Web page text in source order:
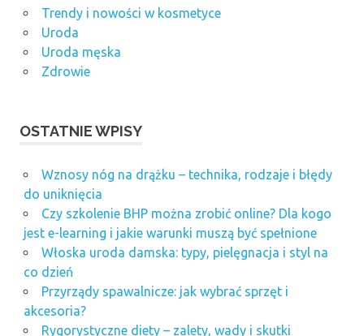
Trendy i nowości w kosmetyce
Uroda
Uroda męska
Zdrowie
OSTATNIE WPISY
Wznosy nóg na drążku – technika, rodzaje i błędy
do uniknięcia
Czy szkolenie BHP można zrobić online? Dla kogo
jest e-learning i jakie warunki muszą być spełnione
Włoska uroda damska: typy, pielęgnacja i styl na
co dzień
Przyrządy spawalnicze: jak wybrać sprzęt i
akcesoria?
Rygorystyczne diety – zalety, wady i skutki